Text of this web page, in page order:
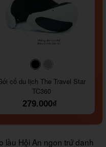
#000000
cổ du lịch The Travel Star
TC360
279.000₫
lầu Hội An ngon trứ danh